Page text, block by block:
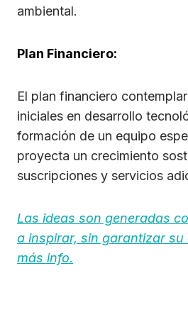
ambiental.
Plan Financiero:
El plan financiero
iniciales en desarrollo
formación de un equipo
proyecta un crecimiento
suscripciones y servicios
Las ideas son generadas
a inspirar, sin garantizar su
más info.